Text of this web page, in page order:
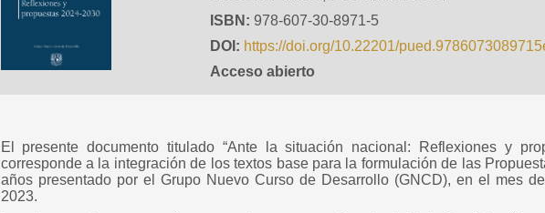
ISBN: 978-607-30-8971-5
DOI: https://doi.org/10.22201/
Acceso abierto
El presente documento titulado “Ante la situación nacional: Reflexiones y
corresponde a la integración de los textos base para la formulación de las
años presentado por el Grupo Nuevo Curso de Desarrollo (GNCD), en el mes
2023.